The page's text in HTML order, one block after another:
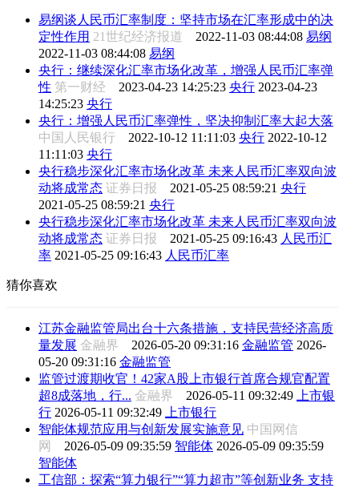
易纲谈人民币汇率制度：坚持市场在汇率形成中的决
定性作用 21世纪经济报道 2022-11-03 08:44:08 易纲
2022-11-03 08:44:08 易纲
央行：继续深化汇率市场化改革，增强人民币汇率弹
性 第一财经 2023-04-23 14:25:23 央行 2023-04-23
14:25:23 央行
央行：增强人民币汇率弹性，坚决抑制汇率大起大落
中国人民银行 2022-10-12 11:11:03 央行 2022-10-12
11:11:03 央行
央行稳步深化汇率市场化改革 未来人民币汇率双向波
动将成常态 证券日报 2021-05-25 08:59:21 央行
2021-05-25 08:59:21 央行
央行稳步深化汇率市场化改革 未来人民币汇率双向波
动将成常态 证券日报 2021-05-25 09:16:43 人民币汇
率 2021-05-25 09:16:43 人民币汇率
猜你喜欢
江苏金融监管局出台十六条措施，支持民营经济高质
量发展 金融界 2026-05-20 09:31:16 金融监管 2026-
05-20 09:31:16 金融监管
监管过渡期收官！42家A股上市银行首席合规官配置
超8成落地，行... 金融界 2026-05-11 09:32:49
上市银
行 2026-05-11 09:32:49
上市银行
智能体规范应用与创新发展实施意见 中国网信
网 2026-05-09 09:35:59 智能体 2026-05-09 09:35:59
智能体
工信部：探索“算力银行”“算力超市”等创新业务 支持